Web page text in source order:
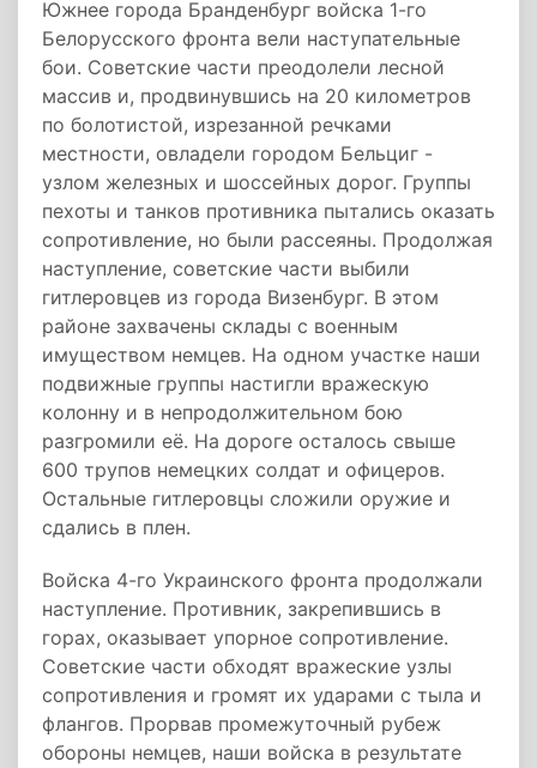
Южнее города Бранденбург войска 1-го
Белорусского фронта вели наступательные
бои. Советские части преодолели лесной
массив и, продвинувшись на 20 километров
по болотистой, изрезанной речками
местности, овладели городом Бельциг -
узлом железных и шоссейных дорог. Группы
пехоты и танков противника пытались оказать
сопротивление, но были рассеяны. Продолжая
наступление, советские части выбили
гитлеровцев из города Визенбург. В этом
районе захвачены склады с военным
имуществом немцев. На одном участке наши
подвижные группы настигли вражескую
колонну и в непродолжительном бою
разгромили её. На дороге осталось свыше
600 трупов немецких солдат и офицеров.
Остальные гитлеровцы сложили оружие и
сдались в плен.
Войска 4-го Украинского фронта продолжали
наступление. Противник, закрепившись в
горах, оказывает упорное сопротивление.
Советские части обходят вражеские узлы
сопротивления и громят их ударами с тыла и
флангов. Прорвав промежуточный рубеж
обороны немцев, наши войска в результате